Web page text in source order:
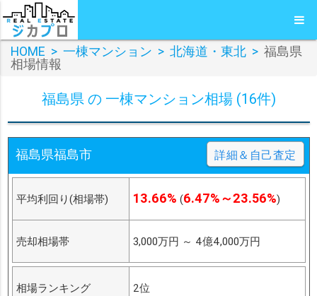
HOME > 一棟マンション > 北海道・東北 > 福島県
相場情報
福島県 の 一棟マンション相場 (16件)
福島県福島市 詳細＆自己査定
平均利回り(相場帯) 13.66% (6.47%～23.56%)
売却相場帯 3,000万円 ～ 4億4,000万円
相場ランキング 2位